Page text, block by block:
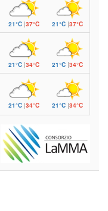
21°C|37°C 21°C |37°C
21°C|34°C 21°C |34°C
21°C|34°C 21°C |34°C